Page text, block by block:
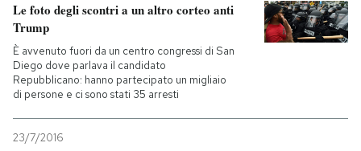
Le foto degli scontri a un altro corteo anti
Trump
È avvenuto fuori da un centro congressi di San
Diego dove parlava il candidato
Repubblicano: hanno partecipato un migliaio
di persone e ci sono stati 35 arresti
23/7/2016